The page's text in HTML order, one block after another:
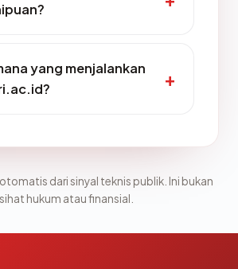
yang menjalankan
dari sinyal teknis publik. Ini bukan
hukum atau finansial.